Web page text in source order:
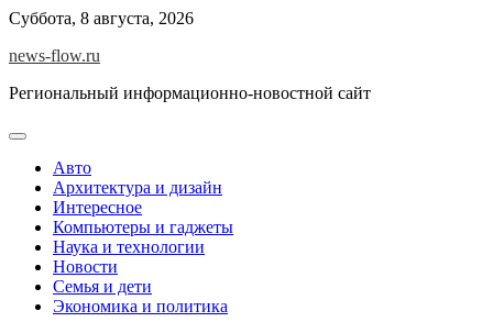
Skip
content
Суббота, 8 августа, 2026
news-flow.ru
Региональный информационно-новостной сайт
Авто
Архитектура и дизайн
Интересное
Компьютеры и гаджеты
Наука и технологии
Новости
Семья и дети
Экономика и политика